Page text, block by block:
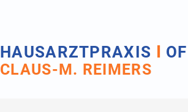
HAUSARZTPRAXIS I
CLAUS-M. REIMERS